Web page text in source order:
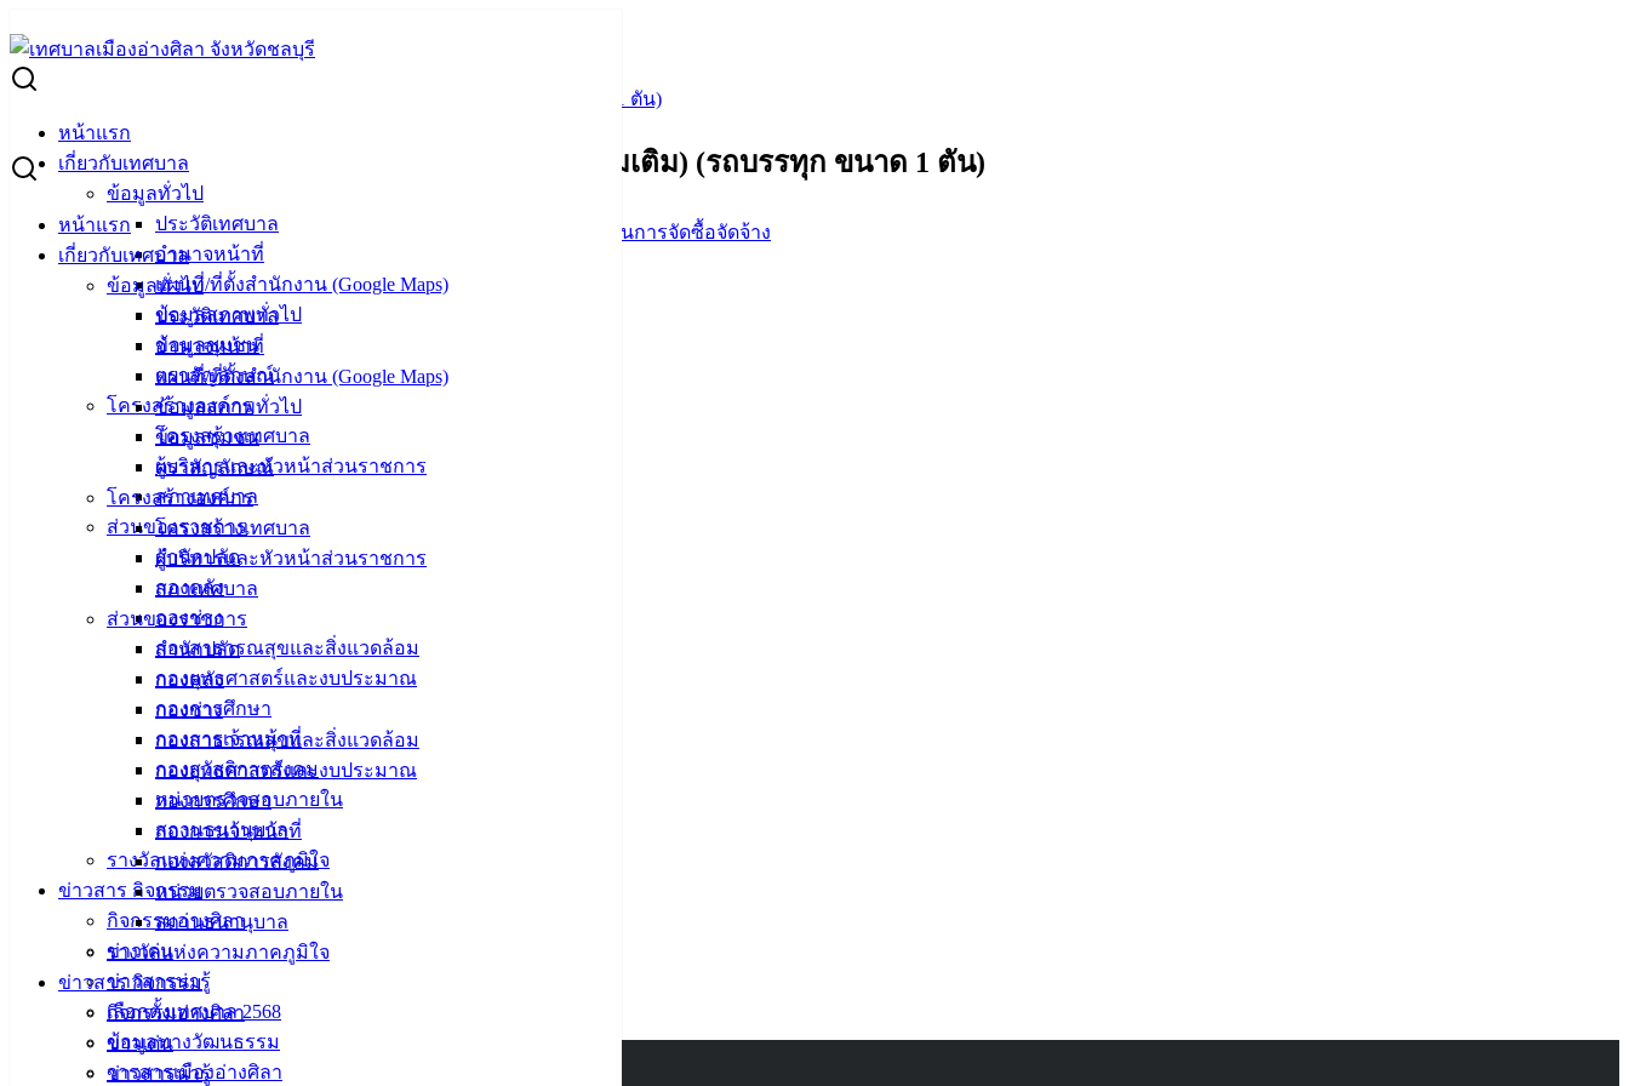
to
content
หน้าแรก
เกี่ยวกับเทศบาล
ข้อมูลทั่วไป
ประวัติเทศบาล
อำนาจหน้าที่
แผนที่/ที่ตั้งสำนักงาน (Google Maps)
ข้อมูลสภาพทั่วไป
ข้อมูลชุมชน
ตราสัญลักษณ์
โครงสร้างองค์กร
โครงสร้างเทศบาล
ผู้บริหารและหัวหน้าส่วนราชการ
สภาเทศบาล
ส่วนของราชการ
สำนักปลัด
กองคลัง
กองช่าง
กองสาธารณสุขและสิ่งแวดล้อม
กองยุทธศาสตร์และงบประมาณ
กองการศึกษา
กองการเจ้าหน้าที่
กองสวัสดิการสังคม
หน่วยตรวจสอบภายใน
สถานธนานุบาล
รางวัลแห่งความภาคภูมิใจ
ข่าวสาร กิจกรรม
กิจกรรมอ่างศิลา
ข่าวเด่น
ข่าวสารน่ารู้
เลือกตั้งเทศบาล 2568
ข้อมูลทางวัฒนธรรม
วารสารเมืองอ่างศิลา
หน้าแรก
เกี่ยวกับเทศบาล
ข้อมูลทั่วไป
ประวัติเทศบาล
อำนาจหน้าที่
แผนที่/ที่ตั้งสำนักงาน (Google Maps)
ข้อมูลสภาพทั่วไป
ข้อมูลชุมชน
ตราสัญลักษณ์
โครงสร้างองค์กร
โครงสร้างเทศบาล
ผู้บริหารและหัวหน้าส่วนราชการ
สภาเทศบาล
ส่วนของราชการ
สำนักปลัด
กองคลัง
กองช่าง
กองสาธารณสุขและสิ่งแวดล้อม
กองยุทธศาสตร์และงบประมาณ
กองการศึกษา
กองการเจ้าหน้าที่
กองสวัสดิการสังคม
หน่วยตรวจสอบภายใน
สถานธนานุบาล
รางวัลแห่งความภาคภูมิใจ
ข่าวสาร กิจกรรม
กิจกรรมอ่างศิลา
ข่าวเด่น
ข่าวสารน่ารู้
Search
for:
แผนการจัดซื้อจัดจ้าง ปีงบประมาณ พ.ศ. 2567 (เพิ่มเติม) (รถบรรทุก ขนาด 1 ตัน)
แผนการจัดซื้อจัดจ้าง ปีงบประมาณ พ.ศ. 2567 (เพิ่มเติม) (รถบรรทุก ขนาด 1 ตัน)
กันยายน 11, 2024กันยายน 11, 2024 แผนการจัดซื้อจัดจ้าง
แผนการจัดซื้อจัดจ้าง ปีงบประมาณ พ.ศ. 2567 (เพิ่มเติม)